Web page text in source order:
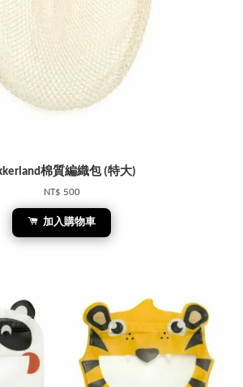
棉質編織包 (特大)
NT$ 500
加入購物車